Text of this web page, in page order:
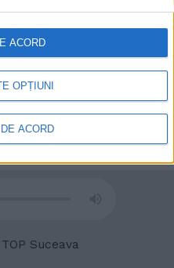
revenind la acest site
din partea de jos a
OPȚIUNI
ACORD
ACORD
Suceava